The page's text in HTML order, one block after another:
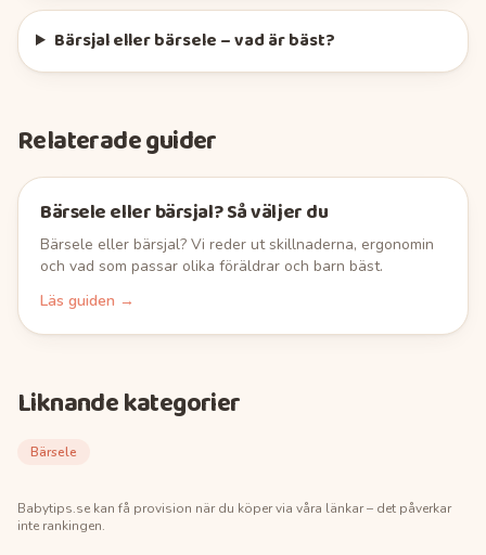
Bärsjal eller bärsele – vad är bäst?
Relaterade guider
Bärsele eller bärsjal? Så väljer du
Bärsele eller bärsjal? Vi reder ut skillnaderna, ergonomin
och vad som passar olika föräldrar och barn bäst.
Läs guiden →
Liknande kategorier
Bärsele
Babytips.se kan få provision när du köper via våra länkar – det påverkar
inte rankingen.